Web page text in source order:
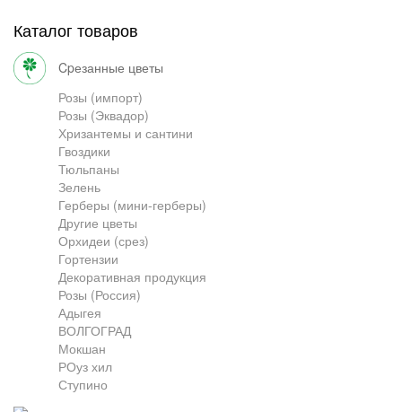
Контакты
Франшиза
Каталог товаров
cpезанные цветы
Розы (импорт)
Розы (Эквадор)
Хризантемы и сантини
Гвоздики
Тюльпаны
Зелень
Герберы (мини-герберы)
Другие цветы
Орхидеи (срез)
Гортензии
Декоративная продукция
Розы (Россия)
Адыгея
ВОЛГОГРАД
Мокшан
РОуз хил
Ступино